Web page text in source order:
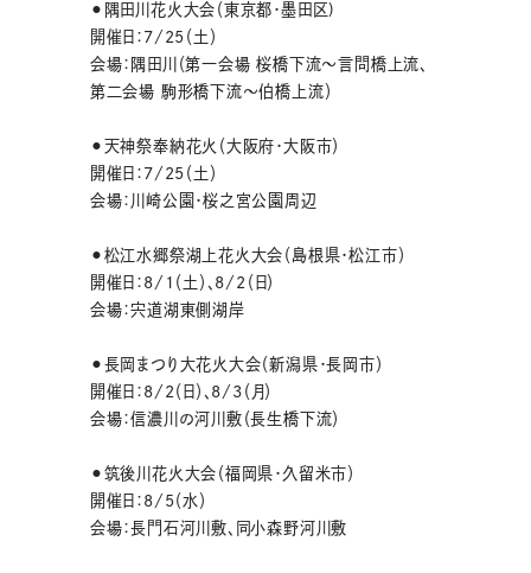
⚫︎隅田川花火大会（東京都・墨田区)
開催日：7/25（土）
会場：隅田川（第一会場 桜橋下流～言問橋上流、
第二会場 駒形橋下流～伯橋上流）
⚫︎天神祭奉納花火（大阪府・大阪市）
開催日：7/25（土）
会場：川崎公園・桜之宮公園周辺
⚫︎松江水郷祭湖上花火大会（島根県・松江市）
開催日：8/1（土）、8/2（日）
会場：宍道湖東側湖岸
⚫︎長岡まつり大花火大会（新潟県・長岡市）
開催日：8/2（日）、8/3（月）
会場：信濃川の河川敷（長生橋下流）
⚫︎筑後川花火大会（福岡県・久留米市）
開催日：8/5（水）
会場：長門石河川敷、同小森野河川敷